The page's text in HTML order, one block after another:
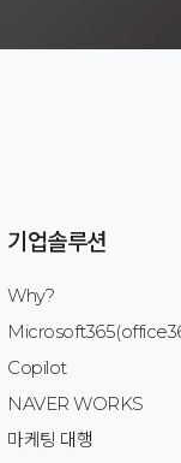
기업솔루션
Why?
Copilot
NAVER WORKS
마케팅 대행